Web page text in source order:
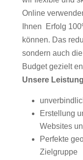
Online
Ihnen Erfolg
können. Das
sondern auch
Budget gezielt
Unsere
Erstellung
Websites
Perfekte
Zielgruppe